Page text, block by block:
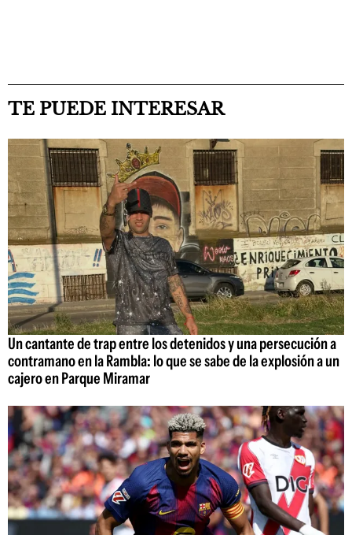
TE PUEDE INTERESAR
Un cantante de trap entre los detenidos y una persecución a
contramano en la Rambla: lo que se sabe de la explosión a un
cajero en Parque Miramar